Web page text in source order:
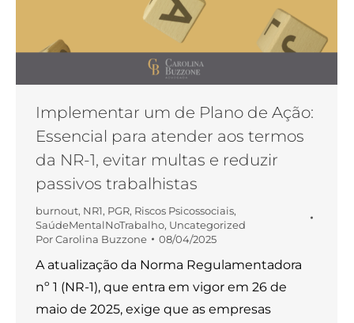
Implementar um de Plano de Ação:
Essencial para atender aos termos
da NR-1, evitar multas e reduzir
passivos trabalhistas
burnout, NR1, PGR, Riscos Psicossociais,
SaúdeMentalNoTrabalho, Uncategorized
PorCarolina Buzzone 08/04/2025
A atualização da Norma Regulamentadora
nº 1 (NR-1), que entra em vigor em 26 de
maio de 2025, exige que as empresas